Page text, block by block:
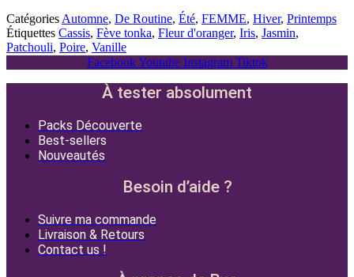
Catégories Automne, De Routine, Été, FEMME, Hiver, Printemps
Étiquettes Cassis, Fève tonka, Fleur d'oranger, Iris, Jasmin,
Patchouli, Poire, Vanille
Facebook Youtube Instagram Tiktok
À tester absolument
Packs Découverte
Best-sellers
Nouveautés
Besoin d’aide ?
Suivre ma commande
Livraison & Retours
Contact us !